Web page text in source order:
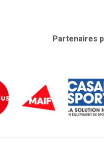
Partenaires